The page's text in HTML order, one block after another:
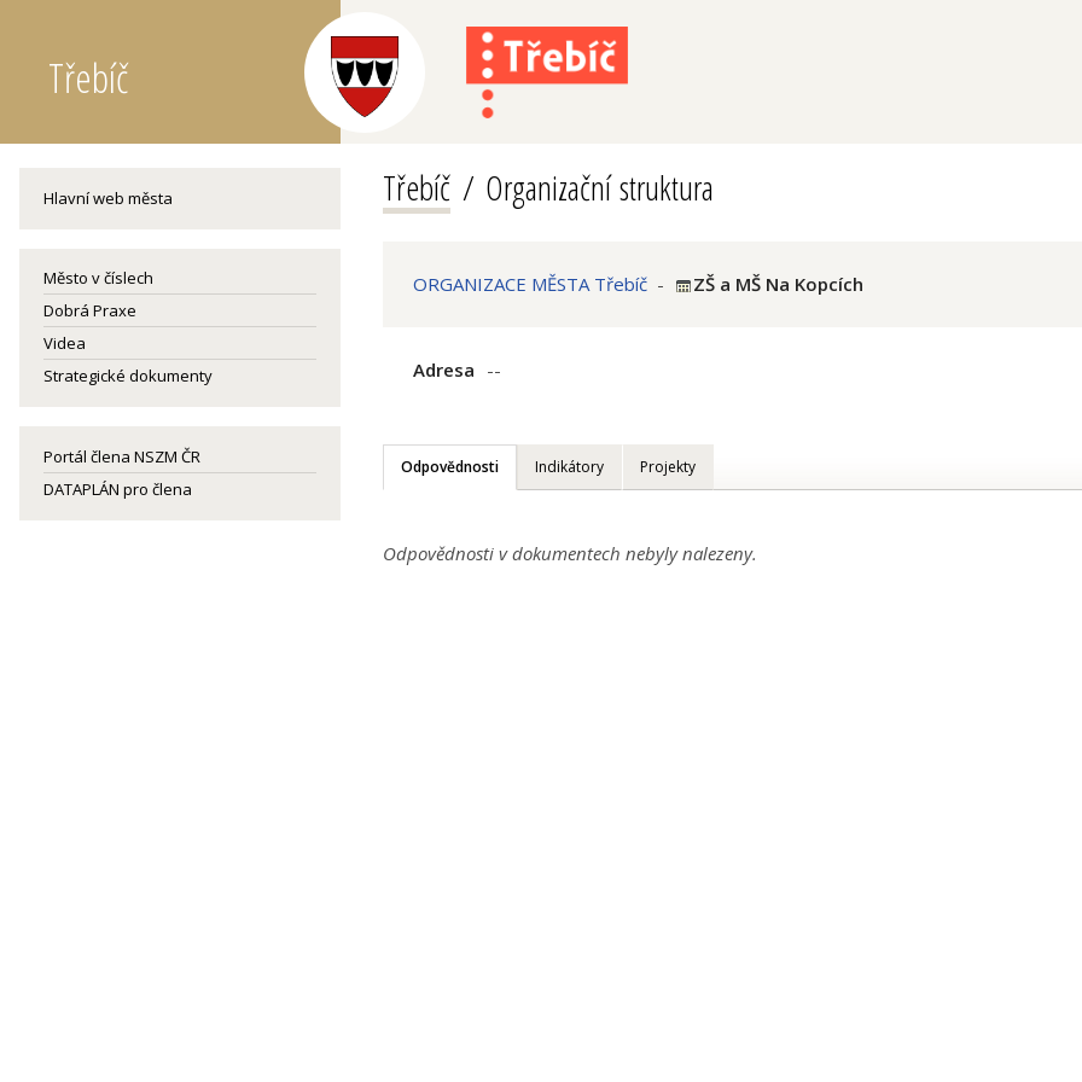
Třebíč
Hlavní web města
Město v číslech
Dobrá Praxe
Videa
Strategické dokumenty
Portál člena NSZM ČR
DATAPLÁN pro člena
Třebíč Organizační struktura
ORGANIZACE MĚSTA Třebíč - ZŠ a MŠ Na Kopcích
Adresa --
Odpovědnosti Indikátory Projekty
Odpovědnosti v dokumentech nebyly nalezeny.